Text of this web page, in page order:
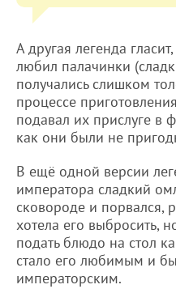
А другая легенда
любил палачинки
получались слишком
процессе
подавал их прислуге в
как они были не
В ещё одной версии
императора сладкий
сковороде и порвался,
хотела его выбросить,
подать блюдо на стол
стало его любимым и
императорским.